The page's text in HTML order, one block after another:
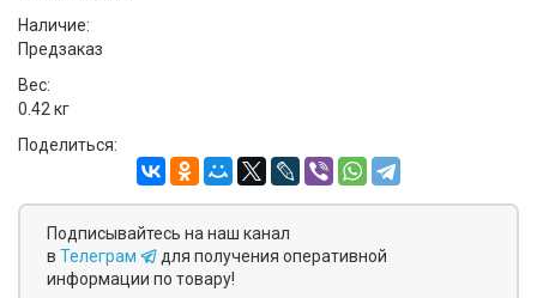
Наличие:
Предзаказ
Вес:
0.42 кг
Поделиться:
Подписывайтесь на наш канал
в Телеграм
для получения оперативной
информации по товару!